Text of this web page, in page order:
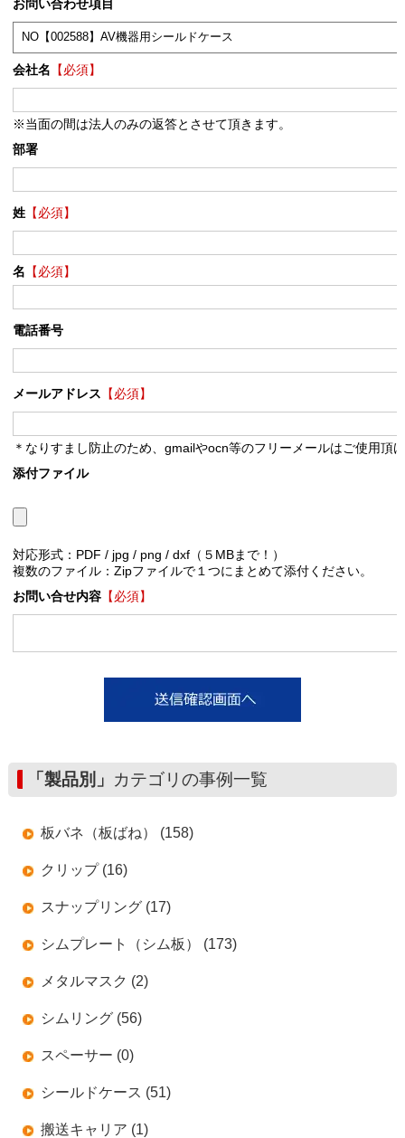
お問い合わせ項目
会社名 【必須】
※当面の間は法人のみの返答とさせて頂きます。
部署
姓【必須】
名 【必須】
電話番号
メールアドレス 【必須】
＊なりすまし防止のため、gmailやocn等のフリーメールはご使用頂
添付ファイル
対応形式：PDF / jpg / png / dxf（５MBまで！）
複数のファイル：Zipファイルで１つにまとめて添付ください。
お問い合せ内容【必須】
「製品別」 カテゴリの事例一覧
板バネ（板ばね） (158)
クリップ (16)
スナップリング (17)
シムプレート（シム板） (173)
メタルマスク (2)
シムリング (56)
スペーサー (0)
シールドケース (51)
搬送キャリア (1)